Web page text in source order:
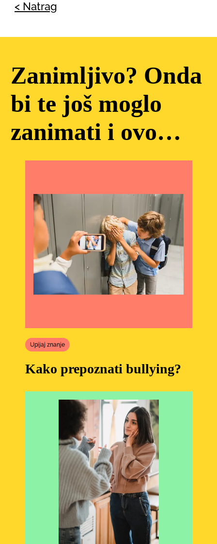
< Natrag
Zanimljivo? Onda
bi te još moglo
zanimati i ovo…
Upijaj znanje
Kako prepoznati bullying?